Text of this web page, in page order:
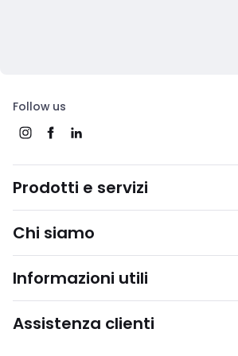
Follow us
Prodotti e servizi
Chi siamo
Informazioni utili
Assistenza clienti